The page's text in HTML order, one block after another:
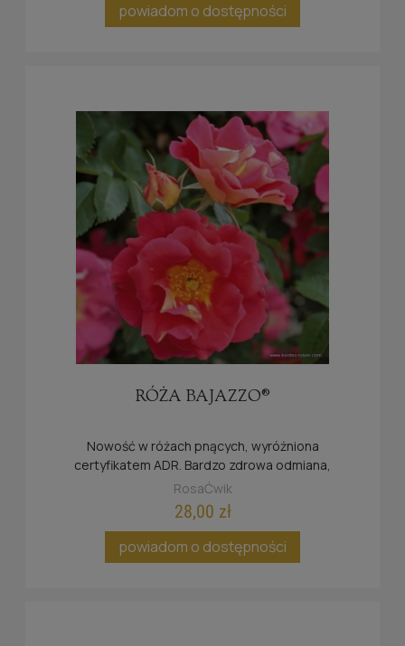
powiadom o dostępności
RÓŻA BAJAZZO®
Nowość w różach pnących, wyróżniona
certyfikatem ADR. Bardzo zdrowa odmiana,
nagrodzona złotym i srebrnym medalem.
RosaĆwik
28,00 zł
powiadom o dostępności